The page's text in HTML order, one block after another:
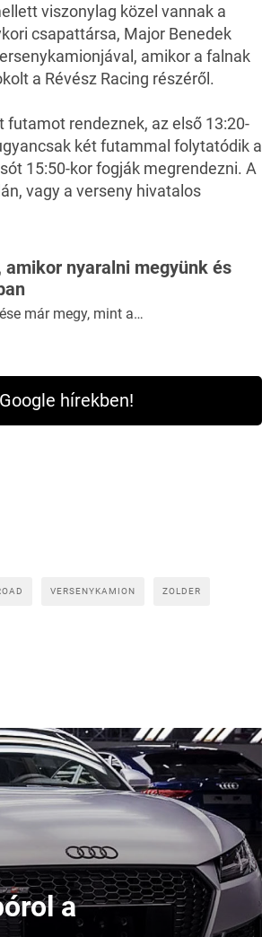
viszonylag közel vannak a
csapattársa, Major Benedek
amikor a falnak
a Révész Racing részéről.
rendeznek, az első 13:20-
két futammal folytatódik a
15:50-kor fogják megrendezni. A
vagy a verseny hivatalos
nyaralni megyünk és
már megy, mint a…
hírekben!
VERSENYKAMION ZOLDER
a